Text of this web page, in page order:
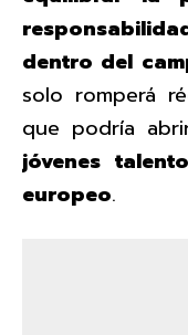
dentro del
solo romperá
que podría
jóvenes
europeo.